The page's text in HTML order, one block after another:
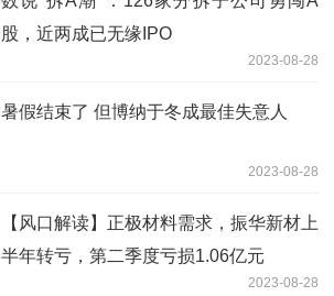
股，近两成已无缘IPO
2023-08-28
暑假结束了 但博纳于冬成最佳失意人
2023-08-28
【风口解读】正极材料需求，振华新材上
半年转亏，第二季度亏损1.06亿元
2023-08-28